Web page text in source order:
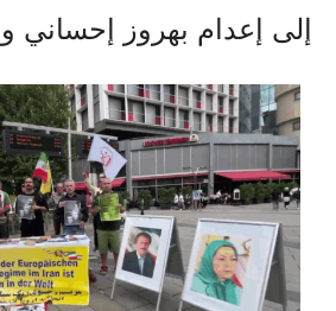
إلى إعدام بهروز